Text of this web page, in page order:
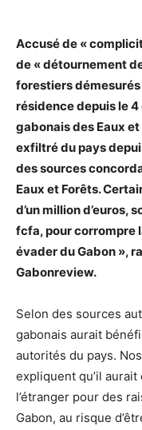
Accusé de «
de « détournement
forestiers démesurés
résidence depuis le
gabonais des Eaux
exfiltré du pays
des sources
Eaux et Forêts.
d’un million d’euros,
fcfa, pour corrompre
évader du Gabon »,
Gabonreview.
Selon des sources
gabonais aurait
autorités du pays.
expliquent qu’il
l’étranger pour des
Gabon, au risque